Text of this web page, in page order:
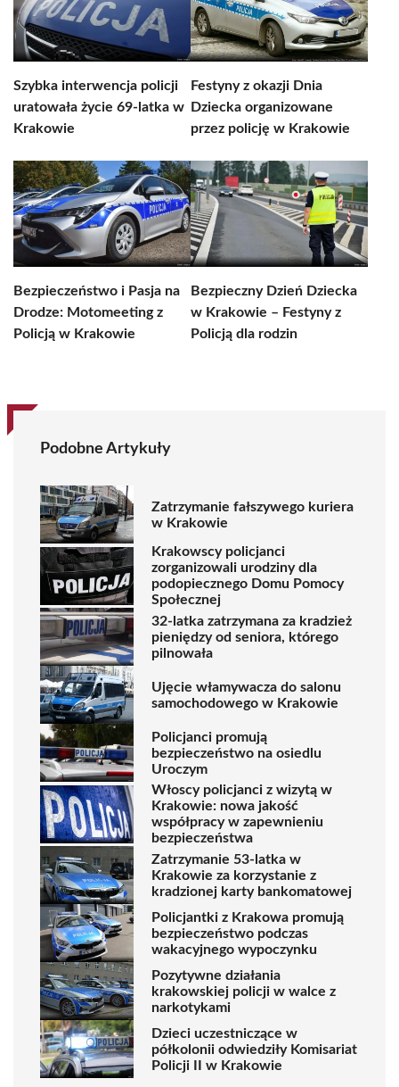
Szybka interwencja policji
uratowała życie 69-latka w
Krakowie
Festyny z okazji Dnia
Dziecka organizowane
przez policję w Krakowie
Bezpieczeństwo i Pasja na
Drodze: Motomeeting z
Policją w Krakowie
Bezpieczny Dzień Dziecka
w Krakowie – Festyny z
Policją dla rodzin
Podobne Artykuły
Zatrzymanie fałszywego kuriera
w Krakowie
Krakowscy policjanci
zorganizowali urodziny dla
podopiecznego Domu Pomocy
Społecznej
32-latka zatrzymana za kradzież
pieniędzy od seniora, którego
pilnowała
Ujęcie włamywacza do salonu
samochodowego w Krakowie
Policjanci promują
bezpieczeństwo na osiedlu
Uroczym
Włoscy policjanci z wizytą w
Krakowie: nowa jakość
współpracy w zapewnieniu
bezpieczeństwa
Zatrzymanie 53-latka w
Krakowie za korzystanie z
kradzionej karty bankomatowej
Policjantki z Krakowa promują
bezpieczeństwo podczas
wakacyjnego wypoczynku
Pozytywne działania
krakowskiej policji w walce z
narkotykami
Dzieci uczestniczące w
półkolonii odwiedziły Komisariat
Policji II w Krakowie